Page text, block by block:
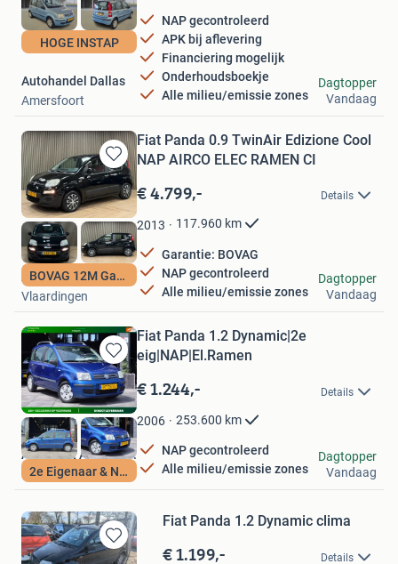
HOGE INSTAP
NAP gecontroleerd
APK bij aflevering
Financiering mogelijk
Onderhoudsboekje
Alle milieu/emissie zones
Autohandel Dallas
Amersfoort
Dagtopper
Vandaag
Bewaren
in
Mijn
Favorieten
BOVAG 12M Garantie
Fiat Panda 0.9 TwinAir Edizione Cool
NAP AIRCO ELEC RAMEN CI
€ 4.799,- Details
2013 117.960 km
Garantie: BOVAG
NAP gecontroleerd
Alle milieu/emissie zones
Autohuis de Vaart
Vlaardingen
Dagtopper
Vandaag
Bewaren
in
Mijn
Favorieten
2e Eigenaar & NAP
Fiat Panda 1.2 Dynamic|2e
eig|NAP|El.Ramen
€ 1.244,- Details
2006 253.600 km
NAP gecontroleerd
Alle milieu/emissie zones
Adequaat Auto's B.V.
Ter Aar
Dagtopper
Vandaag
Bewaren
Fiat Panda 1.2 Dynamic clima
€ 1.199,- Details